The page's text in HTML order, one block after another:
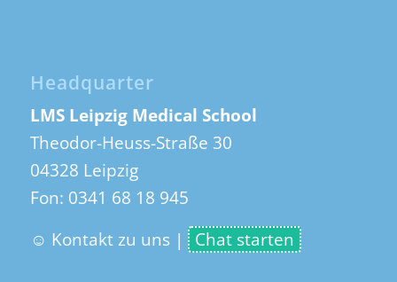
Headquarter
LMS Leipzig Medical School
Theodor-Heuss-Straße 30
04328 Leipzig
Fon: 0341 68 18 945
☺ Kontakt zu uns | Chat starten